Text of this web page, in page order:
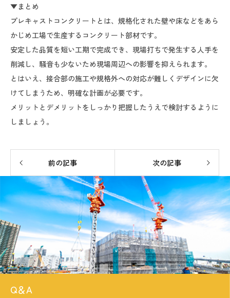
▼まとめ
プレキャストコンクリートとは、規格化された壁や床などをあら
かじめ工場で生産するコンクリート部材です。
安定した品質を短い工期で完成でき、現場打ちで発生する人手を
削減し、騒音も少ないため現場周辺への影響を抑えられます。
とはいえ、接合部の施工や規格外への対応が難しくデザインに欠
けてしまうため、明確な計画が必要です。
メリットとデメリットをしっかり把握したうえで検討するように
しましょう。
前の記事 次の記事
Q＆A